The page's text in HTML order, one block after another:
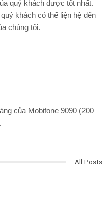
quý khách được tốt nhất.
khách có thể liện hệ đến
chúng tôi.
của Mobifone 9090 (200
All Posts